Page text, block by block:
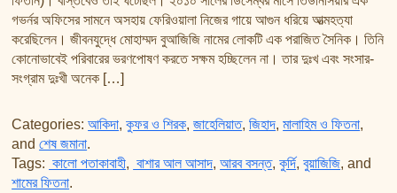
শায়খ আহমদ মুসা জিবরীলের বই সমূহ
গভর্নর অফিসের সামনে অসহায় ফেরিওয়ালা নিজের গায়ে আগুন ধরিয়ে আত্মহত্যা
করেছিলেন। জীবনযুদ্ধে মোহাম্মদ বুআজিজি নামের লোকটি এক পরাজিত সৈনিক। তিনি
কোনোভাবেই পরিবারের ভরণপোষণ করতে সক্ষম হচ্ছিলেন না। তার দুঃখ এবং সংসার-
সংগ্রাম দুঃখী অনেক […]
Categories: আকিদা,কুফর ও শিরক,জাহেলিয়াত,জিহাদ,মালাহিম ও ফিতনা,
andশেষ জমানা.
Tags: কালো পতাকাবাহী, বাশার আল আসাদ,আরব বসন্ত,কুর্দি,বুয়াজিজি, and
শামের ফিতনা.